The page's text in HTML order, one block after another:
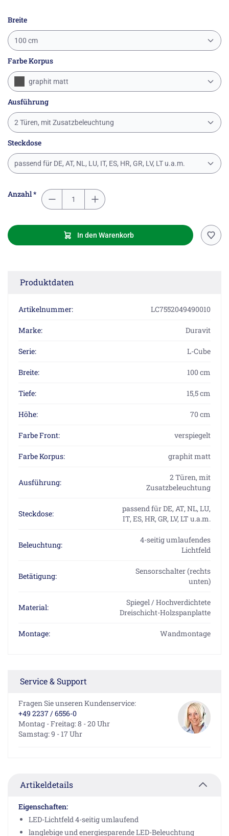
Breite
100 cm
Farbe Korpus
graphit matt
Ausführung
2 Türen, mit Zusatzbeleuchtung
Steckdose
passend für DE, AT, NL, LU, IT, ES, HR, GR, LV, LT u.a.m.
Anzahl *
In den Warenkorb
Produktdaten
Artikelnummer: LC7552049490010
Marke: Duravit
Serie: L-Cube
Breite: 100 cm
Tiefe: 15,5 cm
Höhe: 70 cm
Farbe Front: verspiegelt
Farbe Korpus: graphit matt
Ausführung:
2 Türen, mit
Zusatzbeleuchtung
Steckdose:
passend für DE, AT, NL, LU,
IT, ES, HR, GR, LV, LT u.a.m.
Beleuchtung:
4-seitig umlaufendes
Lichtfeld
Betätigung:
Sensorschalter (rechts
unten)
Material:
Spiegel / Hochverdichtete
Dreischicht-Holzspanplatte
Montage: Wandmontage
Service & Support
Fragen Sie unseren Kundenservice:
+49 2237 / 6556-0
Montag - Freitag: 8 - 20 Uhr
Samstag: 9 - 17 Uhr
Artikeldetails
Eigenschaften:
LED-Lichtfeld 4-seitig umlaufend
langlebige und energiesparende LED-Beleuchtung